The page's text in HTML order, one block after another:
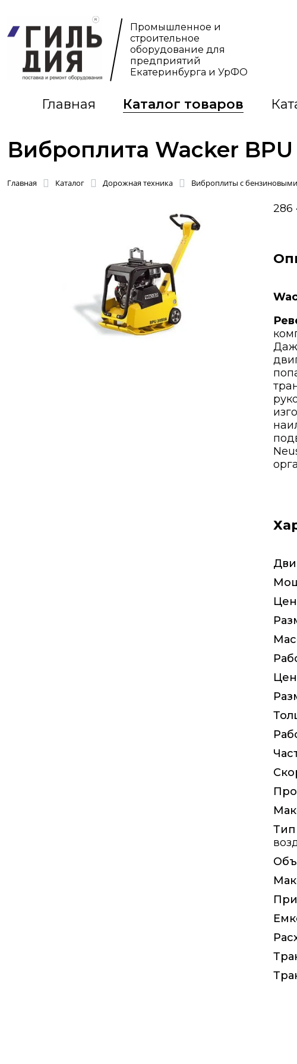
Промышленное и
строительное
оборудование для
предприятий
Екатеринбурга и УрФО
Главная Каталог товаров
Виброплита Wacker
Главная Каталог Дорожная техника Виброплиты с
286
Тип